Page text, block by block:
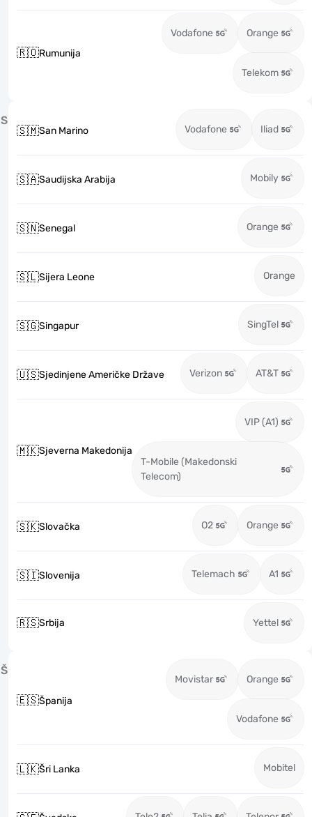
🇷🇴Rumunija
Vodafone Orange
Telekom
S
🇸🇲San Marino Vodafone Iliad
🇸🇦Saudijska Arabija Mobily
🇸🇳Senegal Orange
🇸🇱Sijera Leone Orange
🇸🇬Singapur SingTel
🇺🇸Sjedinjene Američke Države Verizon AT&T
🇲🇰Sjeverna Makedonija
VIP (A1)
T-Mobile (Makedonski
Telecom)
🇸🇰Slovačka O2 Orange
🇸🇮Slovenija Telemach A1
🇷🇸Srbija Yettel
Š
🇪🇸Španija
Movistar Orange
Vodafone
🇱🇰Šri Lanka Mobitel